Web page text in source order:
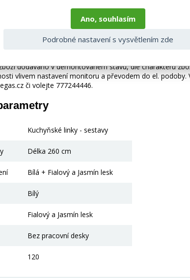
cm, v.83 cm, hl.50 cm
troubu š.60 cm, v.83 cm, hl.56 cm
š.40 cm, v.83 cm, hl.50 cm
bez doplňků a dekorací (např. textilních doplňků,
dodáváno v demontovaném stavu, dle charakteru
vlivem nastavení monitoru a převodem do el.
či volejte 777244446.
Kuchyňské linky - sestavy
Délka 260 cm
Bílá + Fialový a Jasmín lesk
Bílý
Fialový a Jasmín lesk
Bez pracovní desky
120
Ano, souhlasím
Podrobné nastavení s vysvětlením zde